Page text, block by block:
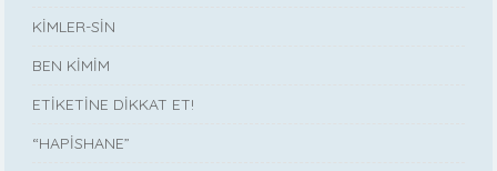
KİMLER-SİN
BEN KİMİM
ETİKETİNE DİKKAT ET!
“HAPİSHANE”